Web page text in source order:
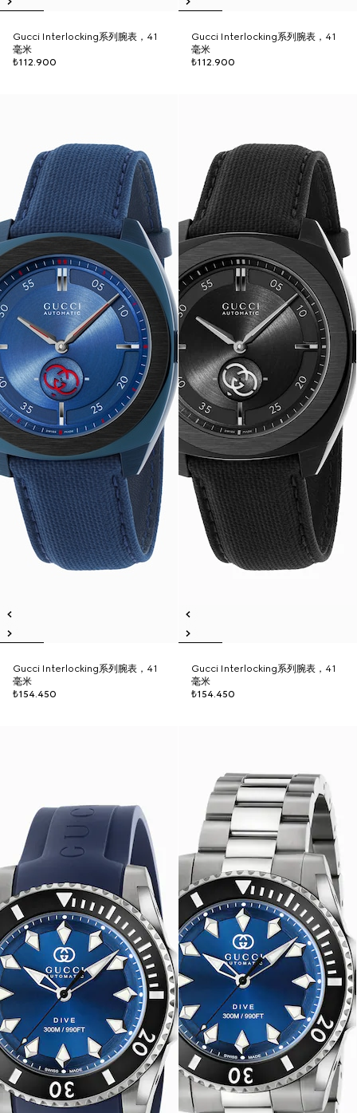
Gucci Interlocking系列腕表，41
毫米
₺112.900
Gucci Interlocking系列腕表，41
毫米
₺112.900
Gucci Interlocking系列腕表，41
毫米
₺154.450
Gucci Interlocking系列腕表，41
毫米
₺154.450